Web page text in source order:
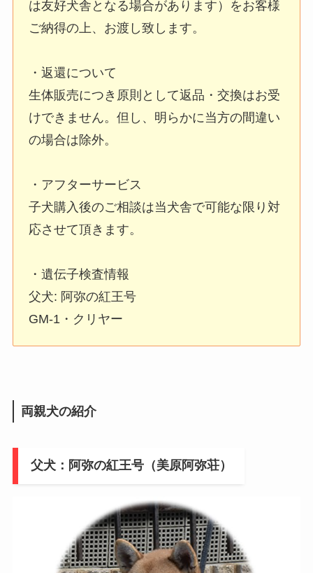
は友好犬舎となる場合があります）をお客様
ご納得の上、お渡し致します。
・返還について
生体販売につき原則として返品・交換はお受
けできません。但し、明らかに当方の間違い
の場合は除外。
・アフターサービス
子犬購入後のご相談は当犬舎で可能な限り対
応させて頂きます。
・遺伝子検査情報
父犬: 阿弥の紅王号
GM-1・クリヤー
両親犬の紹介
父犬：阿弥の紅王号（美原阿弥荘）